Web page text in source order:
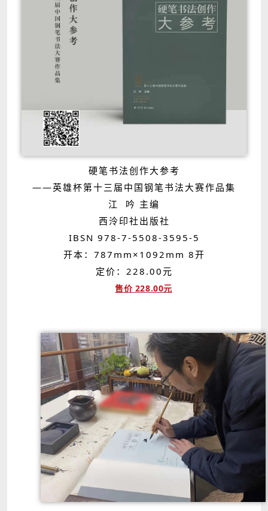
硬笔书法创作大参考
——英雄杯第十三届中国钢笔书法大赛作品集
江 吟 主编
西泠印社出版社
IBSN 978-7-5508-3595-5
开本：787mm×1092mm 8开
定价：228.00元
售价 228.00元